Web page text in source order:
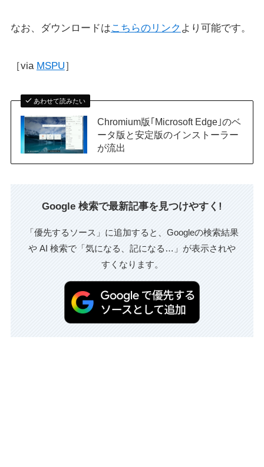
なお、ダウンロードはこちらのリンク より可能です。
［via MSPU］
あわせて読みたい
Chromium版｢Microsoft Edge｣のベ
ータ版と安定版のインストーラー
が流出
Google 検索で最新記事を見つけやすく!
「優先するソース」に追加すると、Googleの検索結果
や AI 検索で「気になる、記になる…」が表示されや
すくなります。